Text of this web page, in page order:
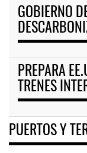
GOBIERNO
PREPARA
TRENES
PUERTOS Y